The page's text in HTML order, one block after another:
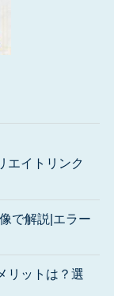
エイトリンク
で解説|エラー
リットは？選